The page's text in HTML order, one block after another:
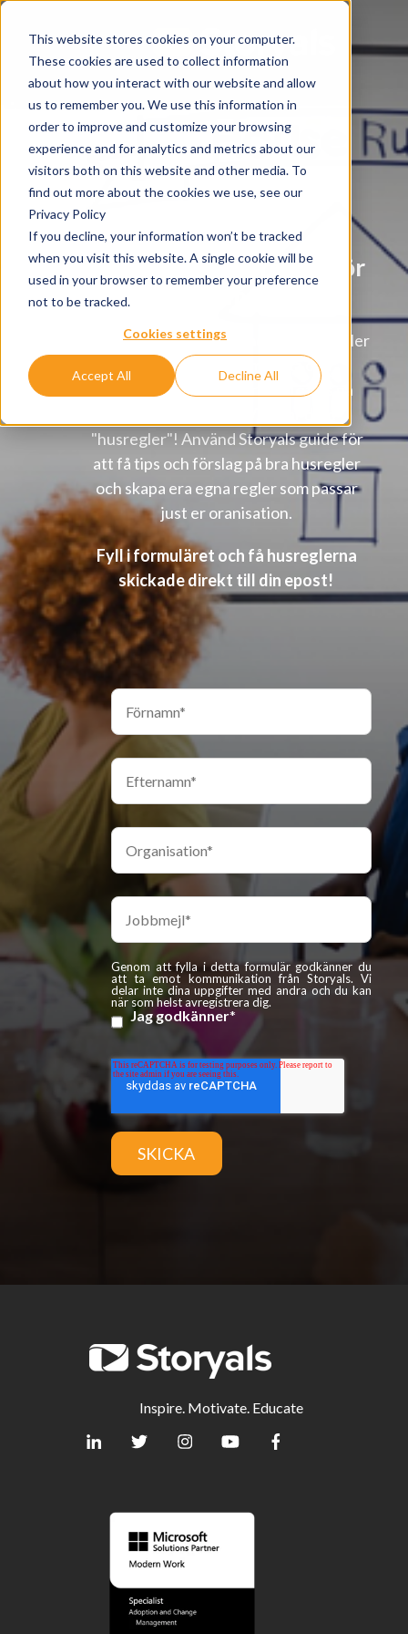
This website stores cookies on your computer.
These cookies are used to collect information
about how you interact with our website and allow
us to remember you. We use this information in
order to improve and customize your browsing
experience and for analytics and metrics about our
visitors both on this website and other media. To
find out more about the cookies we use, see our
Privacy Policy
If you decline, your information won’t be tracked
when you visit this website. A single cookie will be
used in your browser to remember your preference
not to be tracked.
Cookies settings
Accept All Decline All
Skapa egna Husregler för
Teams!
Det är viktigt att ha gemensamma regler
för hur man ska samverka och
kommunicera i kanaler och teams på
"husregler"! Använd Storyals guide för
att få tips och förslag på bra husregler
och skapa era egna regler som passar
just er oranisation.
Fyll i formuläret och få husreglerna
skickade direkt till din epost!
Genom att fylla i detta formulär godkänner du
att ta emot kommunikation från Storyals. Vi
delar inte dina uppgifter med andra och du kan
när som helst avregistrera dig.
Jag godkänner*
Inspire. Motivate. Educate